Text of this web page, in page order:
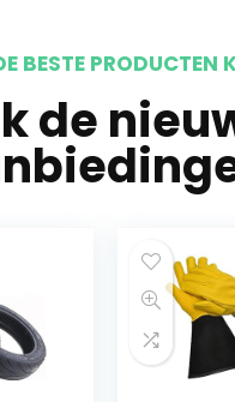
BESTE PRODUCTEN
de